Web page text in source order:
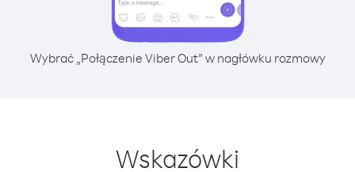
Wybrać „Połączenie Viber Out” w nagłówku rozmowy
Wskazówki